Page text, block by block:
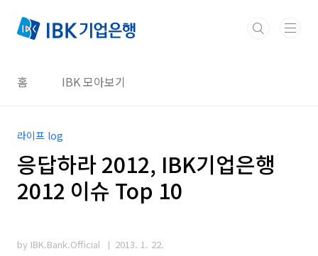
홈 IBK 모아보기
라이프 log
응답하라 2012, IBK기업은행
2012 이슈 Top 10
by IBK.Bank.Official 2013. 1. 22.